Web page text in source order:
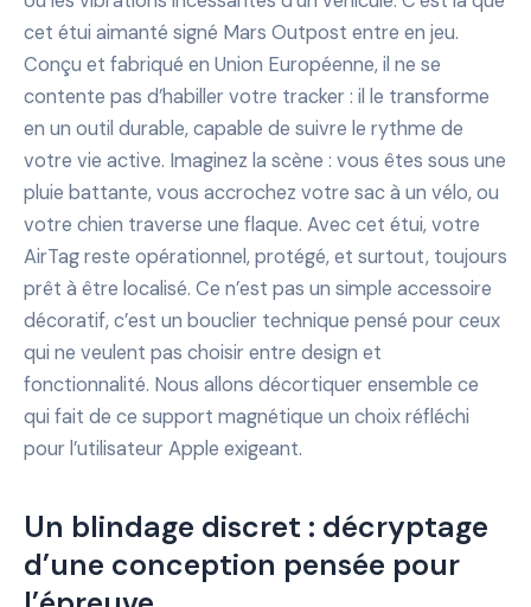
cet étui aimanté signé Mars Outpost entre en jeu.
Conçu et fabriqué en Union Européenne, il ne se
contente pas d’habiller votre tracker : il le transforme
en un outil durable, capable de suivre le rythme de
votre vie active. Imaginez la scène : vous êtes sous une
pluie battante, vous accrochez votre sac à un vélo, ou
votre chien traverse une flaque. Avec cet étui, votre
AirTag reste opérationnel, protégé, et surtout, toujours
prêt à être localisé. Ce n’est pas un simple accessoire
décoratif, c’est un bouclier technique pensé pour ceux
qui ne veulent pas choisir entre design et
fonctionnalité. Nous allons décortiquer ensemble ce
qui fait de ce support magnétique un choix réfléchi
pour l’utilisateur Apple exigeant.
Un blindage discret : décryptage
d’une conception pensée pour